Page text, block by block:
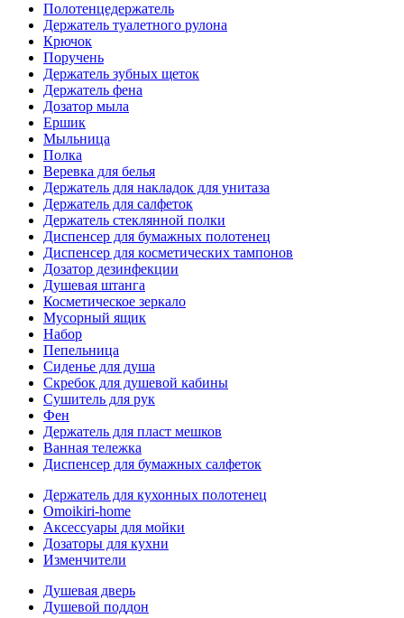
Полотенцедержатель
Держатель туалетного рулона
Крючок
Поручень
Держатель зубных щеток
Держатель фена
Дозатор мыла
Eршик
Мыльница
Полка
Веревка для белья
Держатель для накладок для унитаза
Держатель для салфеток
Держатель стеклянной полки
Диспенсер для бумажных полотенец
Диспенсер для косметических тампонов
Дозатор дезинфекции
Душевая штанга
Косметическое зеркало
Мусорный ящик
Набор
Пепельница
Сиденье для душа
Скребок для душевой кабины
Сушитель для рук
Фен
Держатель для пласт мешков
Ванная тележка
Диспенсер для бумажных салфеток
Держатель для кухонных полотенец
Omoikiri-home
Аксессуары для мойки
Дозаторы для кухни
Изменчители
Душевая дверь
Душевой поддон